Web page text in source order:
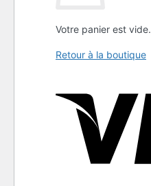
Votre panier est vide.
Retour à la boutique